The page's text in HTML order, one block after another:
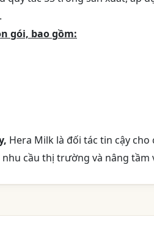
gói, bao gồm:
Hera Milk là đối tác tin cậy cho
cầu thị trường và nâng tầm